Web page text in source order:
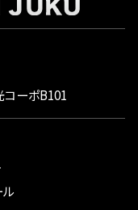
ーポB101